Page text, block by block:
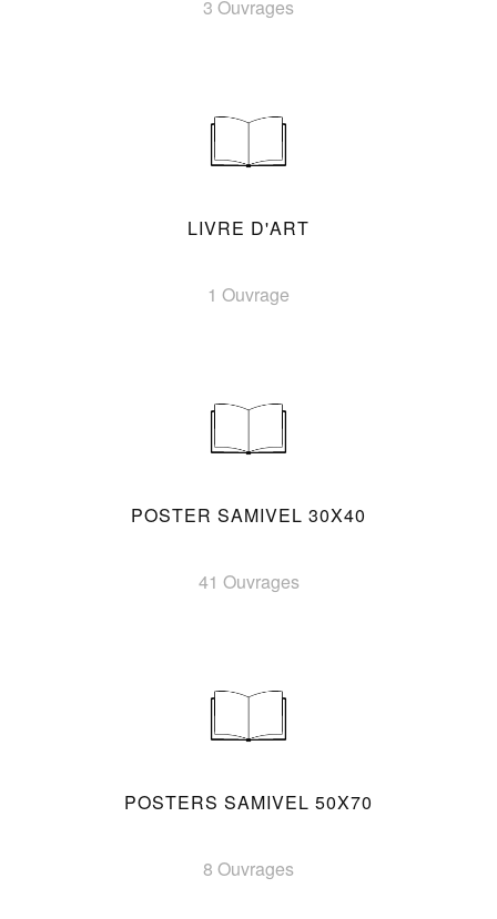
3 Ouvrages
LIVRE D'ART
1 Ouvrage
POSTER SAMIVEL 30X40
41 Ouvrages
POSTERS SAMIVEL 50X70
8 Ouvrages